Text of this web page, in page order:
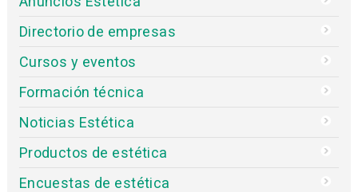
Directorio de empresas
Cursos y eventos
Formación técnica
Noticias Estética
Productos de estética
Encuestas de estética